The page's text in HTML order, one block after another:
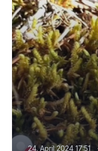
24. April 2024 17:51